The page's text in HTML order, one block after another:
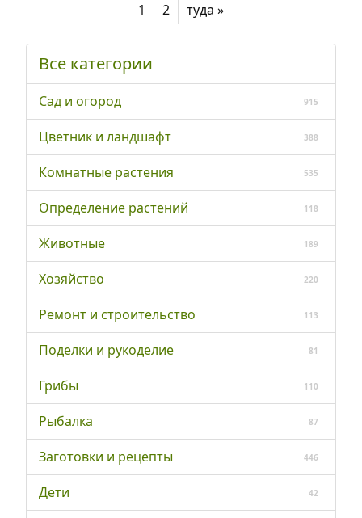
1 2 туда »
Все категории
Сад и огород 915
Цветник и ландшафт 388
Комнатные растения 535
Определение растений 118
Животные 189
Хозяйство 220
Ремонт и строительство 113
Поделки и рукоделие 81
Грибы 110
Рыбалка 87
Заготовки и рецепты 446
Дети 42